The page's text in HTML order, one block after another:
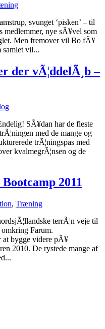
svunget ‘pisken’ – til
medlemmer, nye sÃ¥vel som
Men fremover vil Bo fÃ¥
samlet vil...
der vÃ¦ddelÃ¸b –
SÃ¥dan har de fleste
med de mange og
trÃ¦ningspas med
kvalmegrÃ¦nsen og de
2011
, Træning
terrÃ¦n veje til
Farum.
at bygge videre pÃ¥
2010. De rystede mange af